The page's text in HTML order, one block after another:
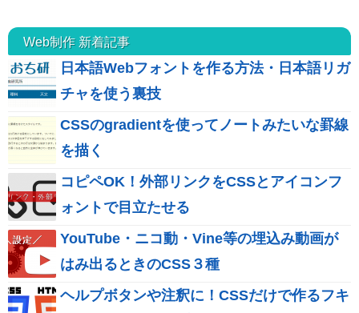
Web制作 新着記事
日本語Webフォントを作る方法・日本語リガ
チャを使う裏技
CSSのgradientを使ってノートみたいな罫線
を描く
コピペOK！外部リンクをCSSとアイコンフ
ォントで目立たせる
YouTube・ニコ動・Vine等の埋込み動画が
はみ出るときのCSS３種
ヘルプボタンや注釈に！CSSだけで作るフキ